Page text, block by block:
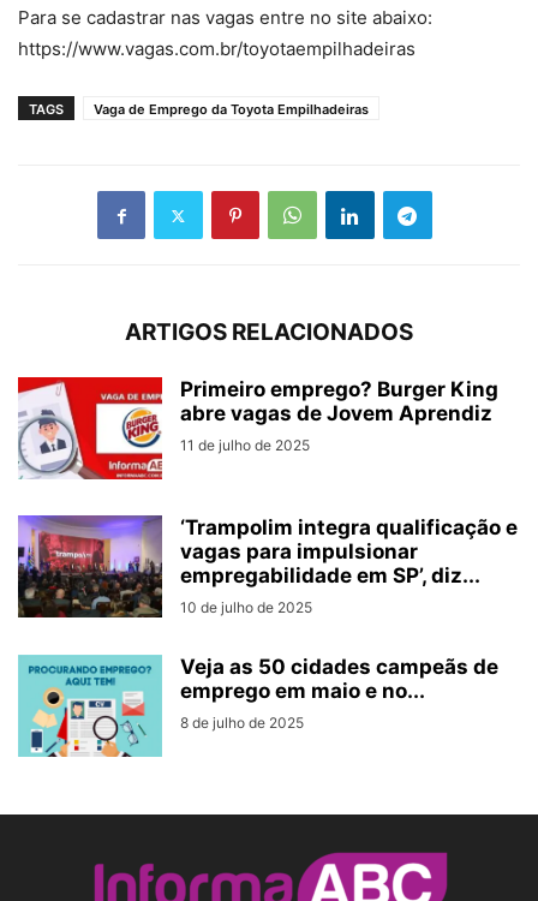
Para se cadastrar nas vagas entre no site abaixo:
https://www.vagas.com.br/toyotaempilhadeiras
TAGS Vaga de Emprego da Toyota Empilhadeiras
ARTIGOS RELACIONADOS
Primeiro emprego? Burger King
abre vagas de Jovem Aprendiz
11 de julho de 2025
‘Trampolim integra qualificação e
vagas para impulsionar
empregabilidade em SP’, diz...
10 de julho de 2025
Veja as 50 cidades campeãs de
emprego em maio e no...
8 de julho de 2025